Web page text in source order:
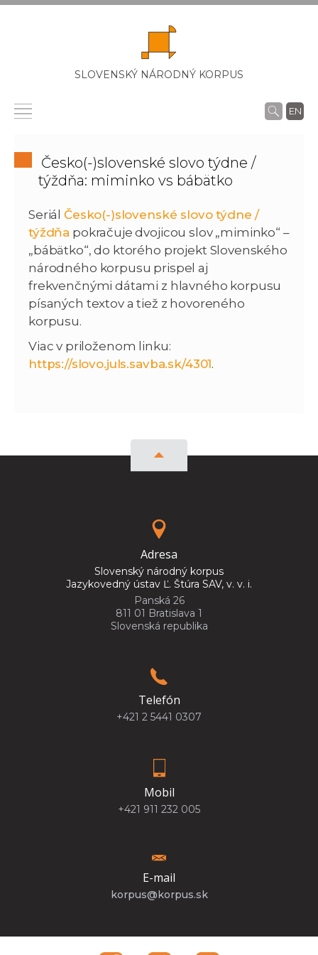
SLOVENSKÝ NÁRODNÝ KORPUS
EN
Česko(-)slovenské slovo týdne /
týždňa: miminko vs bábätko
Seriál Česko(-)slovenské slovo týdne /
týždňa pokračuje dvojicou slov „miminko“ –
„bábätko“, do ktorého projekt Slovenského
národného korpusu prispel aj
frekvenčnými dátami z hlavného korpusu
písaných textov a tiež z hovoreného
korpusu.
Viac v priloženom linku:
https://slovo.juls.savba.sk/4301.
Adresa
Slovenský národný korpus
Jazykovedný ústav Ľ. Štúra SAV, v. v. i.
Panská 26
811 01 Bratislava 1
Slovenská republika
Telefón
+421 2 5441 0307
Mobil
+421 911 232 005
E-mail
korpus@korpus.sk